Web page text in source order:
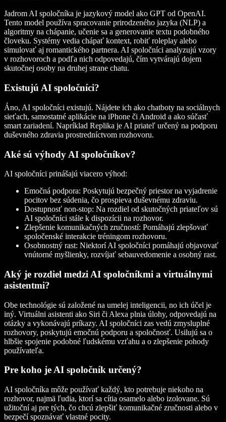
Jadrom AI spoločníka je jazykový model ako GPT od OpenAI.
Tento model používa spracovanie prirodzeného jazyka (NLP) a
algoritmy na chápanie, učenie sa a generovanie textu podobného
človeku. Systémy vedia chápať kontext, robiť roleplay alebo
simulovať aj romantického partnera. AI spoločníci analyzujú vzory
v rozhovoroch a podľa nich odpovedajú, čím vytvárajú dojem
skutočnej osoby na druhej strane chatu.
Existujú AI spoločníci?
Áno, AI spoločníci existujú. Nájdete ich ako chatboty na sociálnych
sieťach, samostatné aplikácie na iPhone či Android a ako súčasť
smart zariadení. Napríklad Replika je AI priateľ určený na podporu
duševného zdravia prostredníctvom rozhovoru.
Aké sú výhody AI spoločníkov?
AI spoločníci prinášajú viacero výhod:
Emočná podpora: Poskytujú bezpečný priestor na vyjadrenie
pocitov bez súdenia, čo prospieva duševnému zdraviu.
Dostupnosť non-stop: Na rozdiel od skutočných priateľov sú
AI spoločníci stále k dispozícii na rozhovor.
Zlepšenie komunikačných zručností: Pomáhajú zlepšovať
spoločenské interakcie tréningom rozhovoru.
Osobnostný rast: Niektorí AI spoločníci pomáhajú objavovať
vnútorné myšlienky, rozvíjať sebauvedomenie a osobný rast.
Aký je rozdiel medzi AI spoločníkmi a virtuálnymi
asistentmi?
Obe technológie sú založené na umelej inteligencii, no ich účel je
iný. Virtuálni asistenti ako Siri či Alexa plnia úlohy, odpovedajú na
otázky a vykonávajú príkazy. AI spoločníci zas vedú zmysluplné
rozhovory, poskytujú emočnú podporu a spoločnosť. Usilujú sa o
hlbšie spojenie podobné ľudskému vzťahu a o zlepšenie pohody
používateľa.
Pre koho je AI spoločník určený?
AI spoločníka môže používať každý, kto potrebuje niekoho na
rozhovor, najmä ľudia, ktorí sa cítia osamelo alebo izolovane. Sú
užitoční aj pre tých, čo chcú zlepšiť komunikačné zručnosti alebo v
bezpečí spoznávať vlastné pocity.